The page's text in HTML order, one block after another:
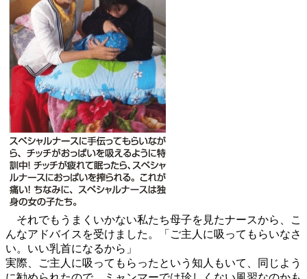
それでもうまくいかない私たち母子を見たナースから、こ
んなアドバイスを受けました。「ご主人に吸ってもらいなさ
い。いい乳首になるから」
実際、ご主人に吸ってもらったという知人もいて、同じよう